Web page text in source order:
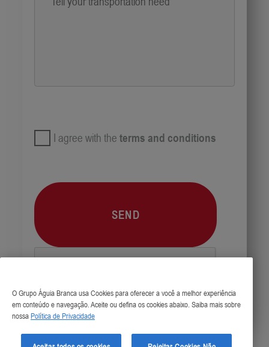
I agree with the terms and conditions
SEND
O Grupo Águia Branca usa Cookies para oferecer a você a melhor experiência
em conteúdo e navegação. Aceite ou defina os cookies abaixo. Saiba mais sobre
nossa Política de Privacidade